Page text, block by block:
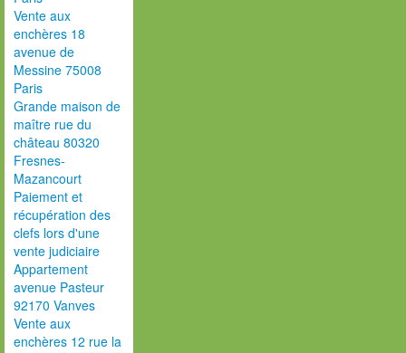
Vente aux
enchères 18
avenue de
Messine 75008
Paris
Grande maison de
maître rue du
château 80320
Fresnes-
Mazancourt
Paiement et
récupération des
clefs lors d'une
vente judiciaire
Appartement
avenue Pasteur
92170 Vanves
Vente aux
enchères 12 rue la